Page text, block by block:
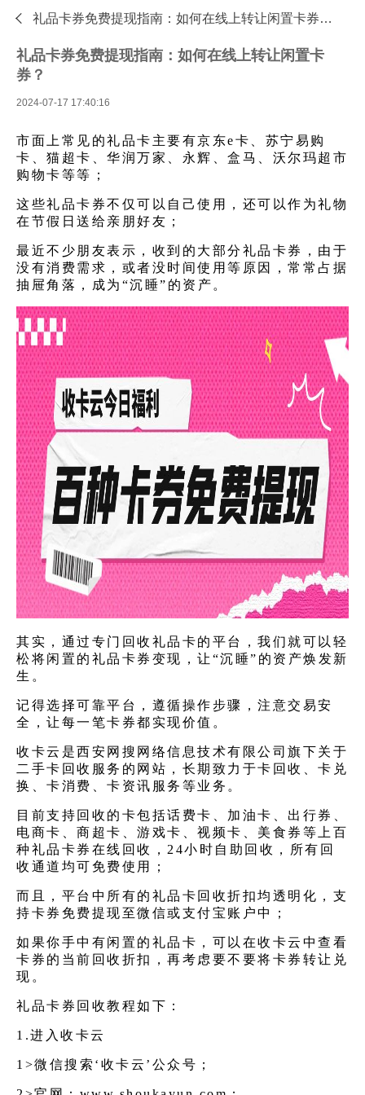
 礼品卡券免费提现指南：如何在线上转让闲置卡券？—专业的礼品卡回收平台 - 收卡云
礼品卡券免费提现指南：如何在线上转让闲置卡
券？
2024-07-17 17:40:16
市面上常见的礼品卡主要有京东e卡、苏宁易购
卡、猫超卡、华润万家、永辉、盒马、沃尔玛超市
购物卡等等；
这些礼品卡券不仅可以自己使用，还可以作为礼物
在节假日送给亲朋好友；
最近不少朋友表示，收到的大部分礼品卡券，由于
没有消费需求，或者没时间使用等原因，常常占据
抽屉角落，成为“沉睡”的资产。
其实，通过专门 回收礼品卡的平台，我们就可以轻
松将闲置的礼品卡券变现，让“沉睡”的资产焕发新
生。
记得选择可靠平台，遵循操作步骤，注意交易安
全，让每一笔卡券都实现价值。
收卡云是西安网搜网络信息技术有限公司旗下关于
二手卡回收服务的网站，长期致力于卡回收、卡兑
换、卡消费、卡资讯服务等业务。
目前支持回收的卡包括话费卡、加油卡、出行券、
电商卡、商超卡、游戏卡、视频卡、美食券等上百
种礼品卡券在线回收，24小时自助回收，所有回
收通道均可免费使用；
而且，平台中所有的礼品卡回收折扣均透明化，支
持卡券免费提现至微信或支付宝账户中；
如果你手中有闲置的礼品卡，可以在收卡云中查看
卡券的当前回收折扣，再考虑要不要将卡券转让兑
现。
礼品卡券回收教程如下：
1.进入收卡云
1>微信搜索‘收卡云’公众号；